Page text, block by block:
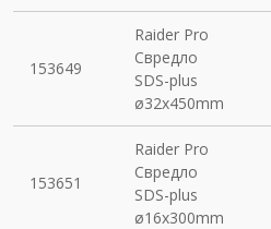
153649
Raider Pro
Свредло
SDS-plus
ø32х450mm
153651
Raider Pro
Свредло
SDS-plus
ø16х300mm